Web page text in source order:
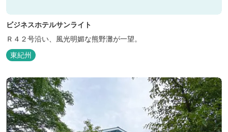
ビジネスホテルサンライト
Ｒ４２号沿い、風光明媚な熊野灘が一望。
東紀州